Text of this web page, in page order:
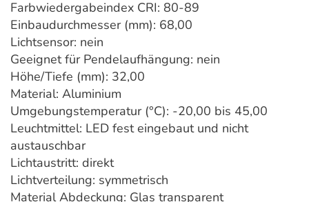
Farbwiedergabeindex CRI: 80-89
Einbaudurchmesser (mm): 68,00
Lichtsensor: nein
Geeignet für Pendelaufhängung: nein
Höhe/Tiefe (mm): 32,00
Material: Aluminium
Umgebungstemperatur (°C): -20,00 bis 45,00
Leuchtmittel: LED fest eingebaut und nicht
austauschbar
Lichtaustritt: direkt
Lichtverteilung: symmetrisch
Material Abdeckung: Glas transparent